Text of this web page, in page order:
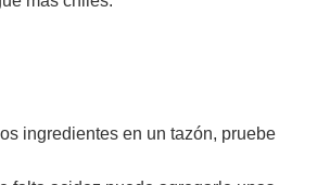
ingredientes en un tazón, pruebe